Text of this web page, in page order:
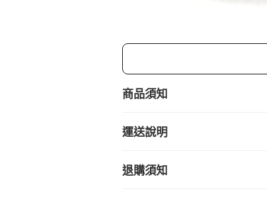
商品須知
運送說明
退購須知